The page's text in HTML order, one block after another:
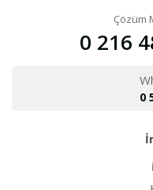
Çözüm
0 216
0